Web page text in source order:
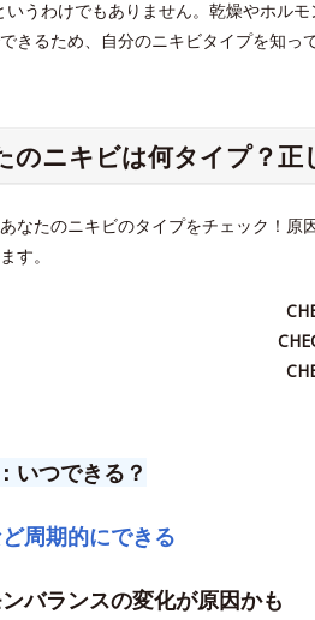
いうわけでもありません。乾燥やホル
きるため、自分のニキビタイプを知っ
のニキビは何タイプ？
なたのニキビのタイプをチェック！
す。
いつできる？
周期的にできる
バランスの変化が原因かも